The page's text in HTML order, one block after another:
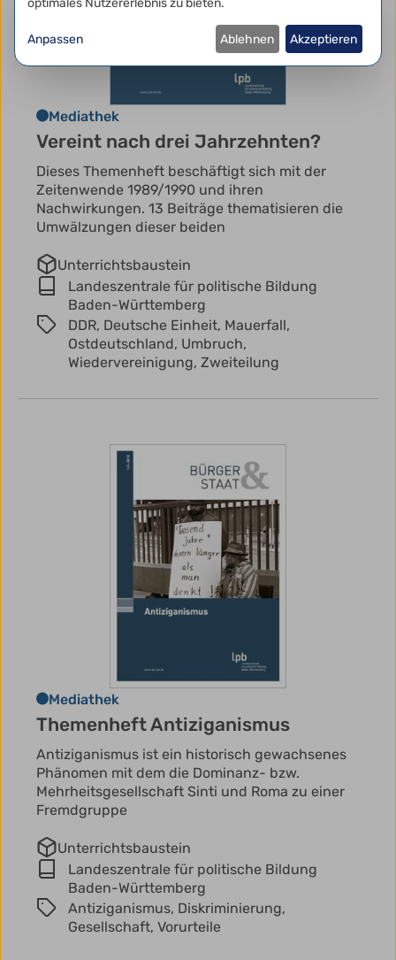
Mediathek
Vereint nach drei Jahrzehnten?
Dieses Themenheft beschäftigt sich mit der
Zeitenwende 1989/1990 und ihren
Nachwirkungen. 13 Beiträge thematisieren die
Umwälzungen dieser beiden
Unterrichtsbaustein
Landeszentrale für politische Bildung
Baden-Württemberg
DDR, Deutsche Einheit, Mauerfall,
Ostdeutschland, Umbruch,
Wiedervereinigung, Zweiteilung
Mediathek
Themenheft Antiziganismus
Antiziganismus ist ein historisch gewachsenes
Phänomen mit dem die Dominanz- bzw.
Mehrheitsgesellschaft Sinti und Roma zu einer
Fremdgruppe
Unterrichtsbaustein
Landeszentrale für politische Bildung
Baden-Württemberg
Antiziganismus, Diskriminierung,
Gesellschaft, Vorurteile
optimales Nutzererlebnis zu bieten.
Anpassen Ablehnen Akzeptieren